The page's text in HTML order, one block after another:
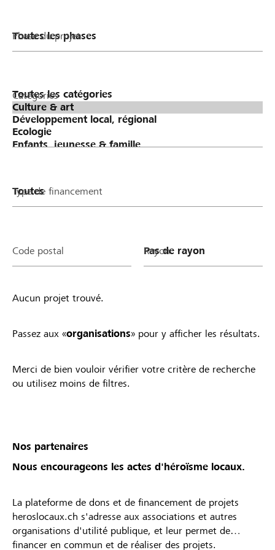
Phase du projet
Catégories
Type de financement
Code postal Rayon
Aucun projet trouvé.
Passez aux «organisations» pour y afficher les résultats.
Merci de bien vouloir vérifier votre critère de recherche
ou utilisez moins de filtres.
Nos partenaires
Nous encourageons les actes d'héroïsme locaux.
La plateforme de dons et de financement de projets
heroslocaux.ch s'adresse aux associations et autres
organisations d'utilité publique, et leur permet de
financer en commun et de réaliser des projets.